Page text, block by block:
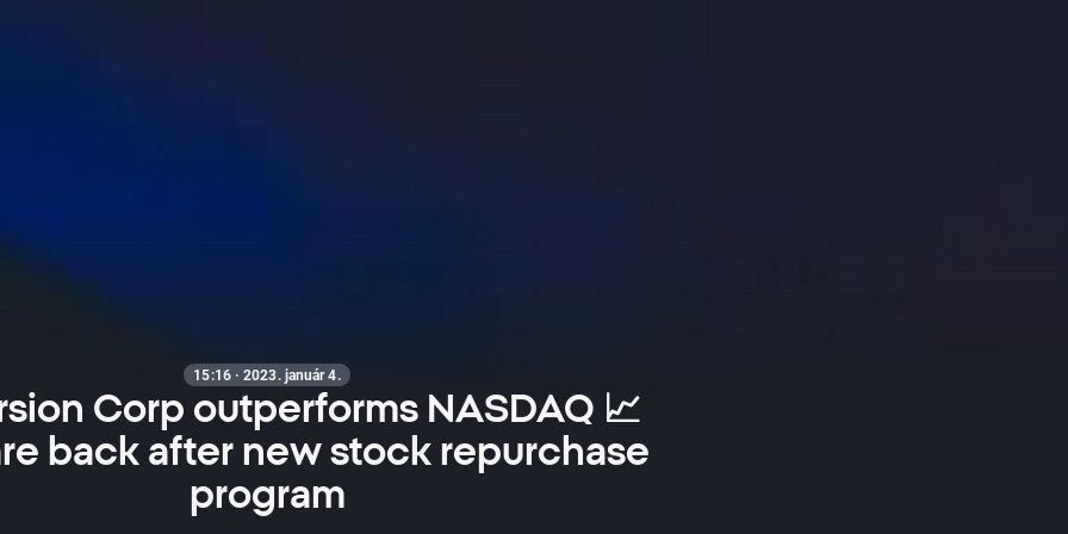
15:16 · 2023. január 4.
Corp outperforms NASDAQ 📈
back after new stock repurchase
program